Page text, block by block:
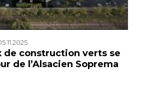
de construction verts se
de l’Alsacien Soprema